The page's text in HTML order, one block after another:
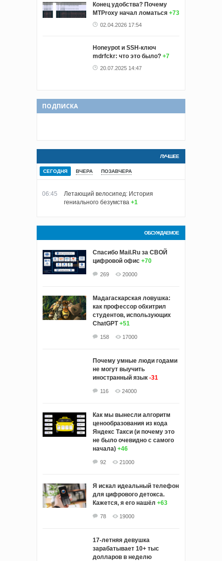
Конец удобства? Почему
MTProxy начал ломаться +73
02.04.2026 17:54
Honeypot и SSH-ключ
mdrfckr: что это было? +7
20.07.2025 14:47
ПОДПИСКА
ЛУЧШЕЕ
СЕГОДНЯ ВЧЕРА ПОЗАВЧЕРА
06:45
Летающий велосипед: История
гениального безумства +1
ОБСУЖДАЕМОЕ
Спасибо Mail.Ru за СВОЙ
цифровой офис +70
269 20000
Мадагаскарская ловушка:
как профессор обхитрил
студентов, использующих
ChatGPT +51
158 17000
Почему умные люди годами
не могут выучить
иностранный язык -31
116 24000
Как мы вынесли алгоритм
ценообразования из кода
Яндекс Такси (и почему это
не было очевидно с самого
начала) +46
92 21000
Я искал идеальный телефон
для цифрового детокса.
Кажется, я его нашёл +63
78 19000
17-летняя девушка
зарабатывает 10+ тыс
долларов в неделю